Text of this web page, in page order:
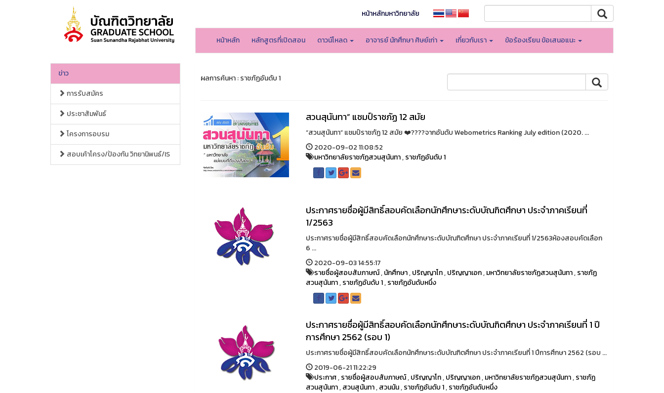
หน้าหลักมหาวิทยาลัย
หน้าหลัก หลักสูตรที่เปิดสอน ดาวน์โหลด อาจารย์ นักศึกษา ศิษย์เก่า เกี่ยวกับเรา ข้อร้องเรียน ข้อเสนอแนะ
ข่าว
การรับสมัคร
ประชาสัมพันธ์
โครงการอบรม
สอบเค้าโครง/ป้องกัน วิทยานิพนธ์/IS
ผลการค้นหา : ราชภัฏอันดับ 1
สวนสุนันทา” แชมป์ราชภัฏ 12 สมัย
“สวนสุนันทา” แชมป์ราชภัฏ 12 สมัย ❤️????จากอันดับ Webometrics Ranking July edition (2020. ...
2020-09-02 11:08:52
มหาวิทยาลัยราชภัฏสวนสุนันทา,ราชภัฏอันดับ 1
ประกาศรายชื่อผู้มีสิทธิ์สอบคัดเลือกนักศึกษาระดับบัณฑิตศึกษา ประจำภาคเรียนที่
1/2563
ประกาศรายชื่อผู้มีสิทธิ์สอบคัดเลือกนักศึกษาระดับบัณฑิตศึกษา ประจำภาคเรียนที่ 1/2563ห้องสอบคัดเลือก
6 ...
2020-09-03 14:55:17
รายชื่อผู้สอบสัมภาษณ์,นักศึกษา,ปริญญาโท,ปริญญาเอก,มหาวิทยาลัยราชภัฏสวนสุนันทา,ราชภัฏ
สวนสุนันทา,ราชภัฏอันดับ 1,ราชภัฏอันดับหนึ่ง
ประกาศรายชื่อผู้มีสิทธิ์สอบคัดเลือกนักศึกษาระดับบัณฑิตศึกษา ประจำภาคเรียนที่ 1 ปี
การศึกษา 2562 (รอบ 1)
ประกาศรายชื่อผู้มีสิทธิ์สอบคัดเลือกนักศึกษาระดับบัณฑิตศึกษา ประจำภาคเรียนที่ 1 ปีการศึกษา 2562 (รอบ ...
2019-06-21 11:22:29
ประกาศ,รายชื่อผู้สอบสัมภาษณ์,ปริญญาโท,ปริญญาเอก,มหาวิทยาลัยราชภัฏสวนสุนันทา,ราชภัฏ
สวนสุนันทา,สวนสุนันทา,สวนนัน,ราชภัฏอันดับ 1,ราชภัฏอันดับหนึ่ง